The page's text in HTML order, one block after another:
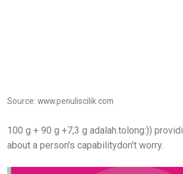
Source: www.penuliscilik.com
100 g + 90 g +7,3 g adalah.tolong:))
about a person's capabilitydon't worry.